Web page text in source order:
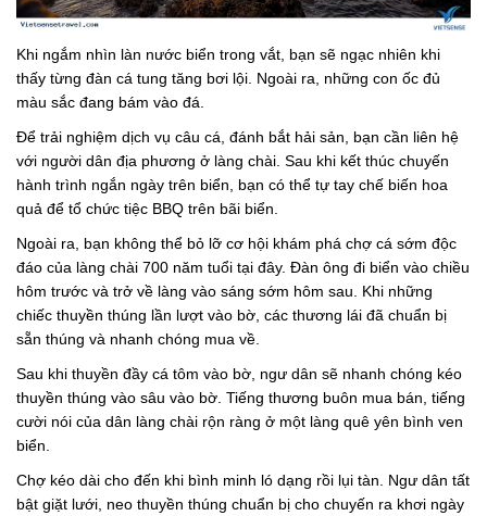
Khi ngắm nhìn làn nước biển trong vắt, bạn sẽ ngạc nhiên khi
thấy từng đàn cá tung tăng bơi lội. Ngoài ra, những con ốc đủ
màu sắc đang bám vào đá.
Để trải nghiệm dịch vụ câu cá, đánh bắt hải sản, bạn cần liên hệ
với người dân địa phương ở làng chài. Sau khi kết thúc chuyến
hành trình ngắn ngày trên biển, bạn có thể tự tay chế biến hoa
quả để tổ chức tiệc BBQ trên bãi biển.
Ngoài ra, bạn không thể bỏ lỡ cơ hội khám phá chợ cá sớm độc
đáo của làng chài 700 năm tuổi tại đây. Đàn ông đi biển vào chiều
hôm trước và trở về làng vào sáng sớm hôm sau. Khi những
chiếc thuyền thúng lần lượt vào bờ, các thương lái đã chuẩn bị
sẵn thúng và nhanh chóng mua về.
Sau khi thuyền đầy cá tôm vào bờ, ngư dân sẽ nhanh chóng kéo
thuyền thúng vào sâu vào bờ. Tiếng thương buôn mua bán, tiếng
cười nói của dân làng chài rộn ràng ở một làng quê yên bình ven
biển.
Chợ kéo dài cho đến khi bình minh ló dạng rồi lụi tàn. Ngư dân tất
bật giặt lưới, neo thuyền thúng chuẩn bị cho chuyến ra khơi ngày